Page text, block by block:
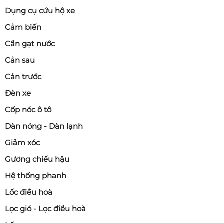
Dụng cụ cứu hộ xe
Cảm biến
Cần gạt nước
Cản sau
Cản trước
Đèn xe
Cốp nóc ô tô
Dàn nóng - Dàn lạnh
Giảm xóc
Gương chiếu hậu
Hệ thống phanh
Lốc điều hoà
Lọc gió - Lọc điều hoà